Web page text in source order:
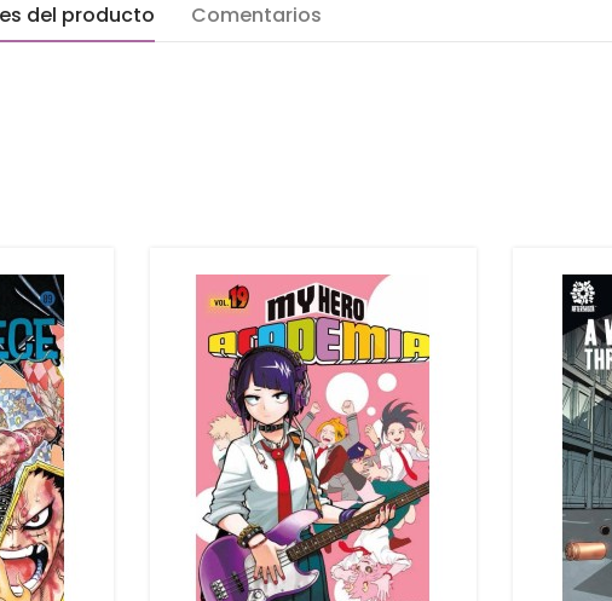
del producto Comentarios